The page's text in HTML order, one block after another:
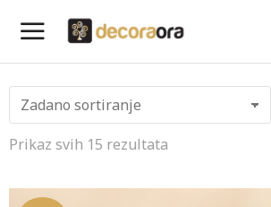
Prikaz svih 15 rezultata